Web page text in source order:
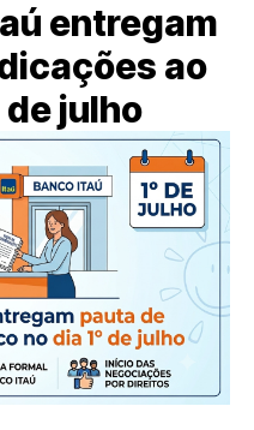
entregam
ao
de julho